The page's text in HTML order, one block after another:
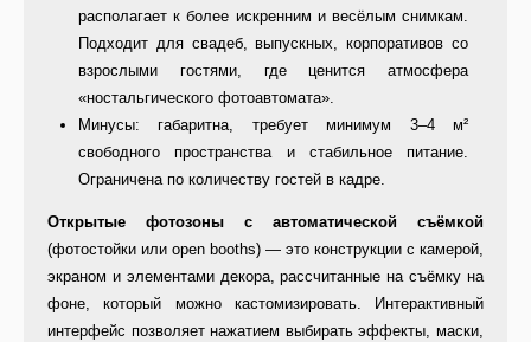
располагает к более искренним и весёлым снимкам.
Подходит для свадеб, выпускных, корпоративов со
взрослыми гостями, где ценится атмосфера
«ностальгического фотоавтомата».
Минусы: габаритна, требует минимум 3–4 м²
свободного пространства и стабильное питание.
Ограничена по количеству гостей в кадре.
Открытые фотозоны с автоматической съёмкой
(фотостойки или open booths) — это конструкции с камерой,
экраном и элементами декора, рассчитанные на съёмку на
фоне, который можно кастомизировать. Интерактивный
интерфейс позволяет нажатием выбирать эффекты, маски,